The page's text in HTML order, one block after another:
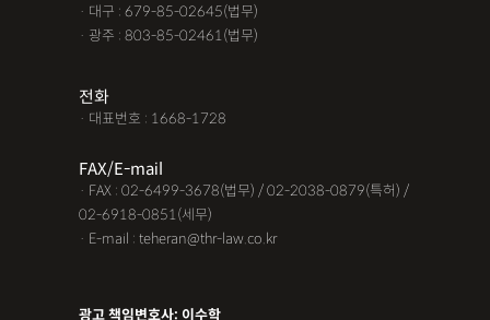
· 대구 : 679-85-02645(법무)
· 광주 : 803-85-02461(법무)
전화
· 대표번호 : 1668-1728
FAX/E-mail
· FAX : 02-6499-3678(법무) / 02-2038-0879(특허) /
02-6918-0851(세무)
· E-mail : teheran@thr-law.co.kr
광고 책임변호사: 이수학